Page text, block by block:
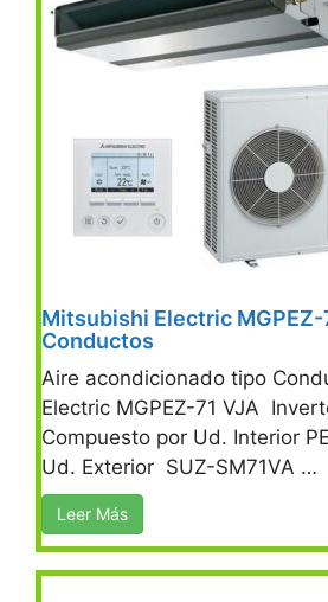
Mitsubishi Electric MGPEZ-
Conductos
Aire acondicionado tipo
Electric MGPEZ-71 VJA
Compuesto por Ud. Interior
Ud. Exterior SUZ-SM71VA …
Leer Más